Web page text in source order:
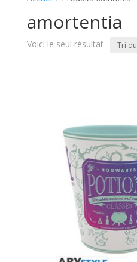
amortentia
Voici le seul résultat